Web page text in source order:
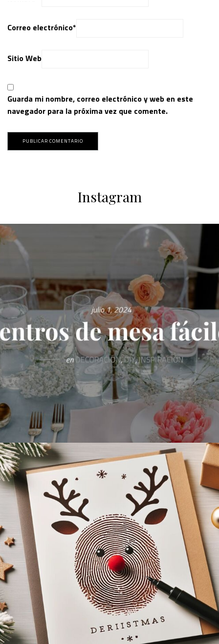
Correo electrónico*
Sitio Web
Guarda mi nombre, correo electrónico y web en este
navegador para la próxima vez que comente.
Instagram